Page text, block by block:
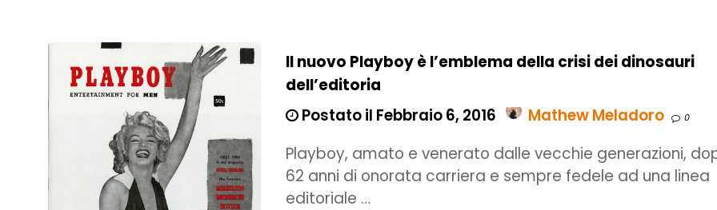
Il nuovo Playboy è l’emblema della crisi dei dinosauri
dell’editoria
Postato il Febbraio 6, 2016
Mathew Meladoro 0
Playboy, amato e venerato dalle vecchie generazioni,
62 anni di onorata carriera e sempre fedele ad una linea
editoriale …